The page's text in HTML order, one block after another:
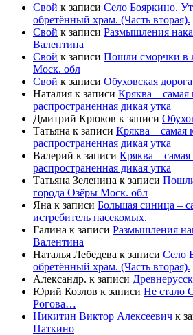
Свой к записи Село Бояркино.
обретённый храм. (Часть вторая).
Свой к записи Размышления
Валентина
Свой к записи Пошли сморчки в
Моск. обл
Свой к записи Обуховская
Наталия к записи Кряква – самая
распространенная дикая утка
Дмитрий Крюков к записи
Татьяна к записи Кряква – самая
распространенная дикая утка
Валерий к записи Кряква –
распространенная дикая утка
Татьяна Зеленина к записи
города Озёры Моск. обл
Яна к записи Большая синица –
истребитель насекомых.
Галина к записи Размышления
Валентина
Наталья Лебедева к записи Село
обретённый храм. (Часть вторая).
Александр. к записи
Юрий Козлов к записи Не стало
Рогова…
Никитин Виктор Алексеевич к
Паткино